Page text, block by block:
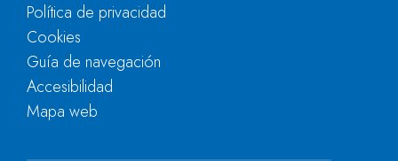
Política de privacidad
Cookies
Guía de navegación
Accesibilidad
Mapa web